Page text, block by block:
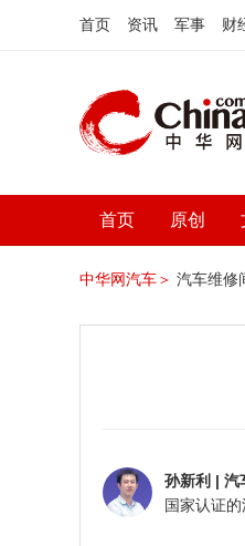
首页 资讯 军事 财
首页 原创
中华网汽车＞ 汽车维修
孙新利 | 汽